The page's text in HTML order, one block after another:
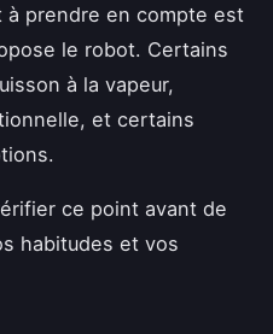
prendre en compte est
le robot. Certains
à la vapeur,
et certains
ce point avant de
habitudes et vos